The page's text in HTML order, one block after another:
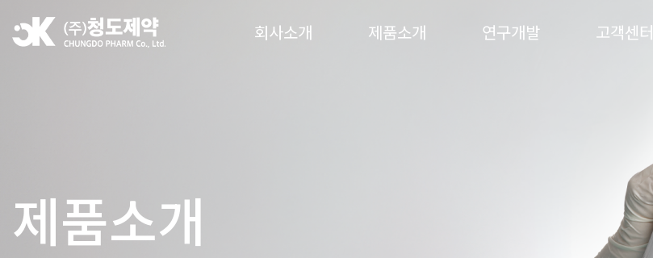
회사소개 제품소개 연구개발 고객센터
제품소개